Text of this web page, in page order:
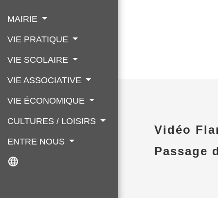
MAIRIE
VIE PRATIQUE
VIE SCOLAIRE
VIE ASSOCIATIVE
VIE ÉCONOMIQUE
CULTURES / LOISIRS
ENTRE NOUS
language
Vidéo
Passage